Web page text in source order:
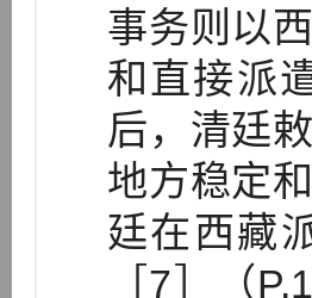
事务则以
和直接派
后，清廷
地方稳定
廷在西藏
［7］（